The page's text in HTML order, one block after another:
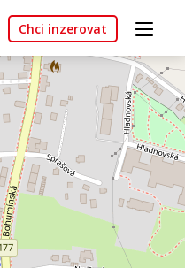
Chci inzerovat